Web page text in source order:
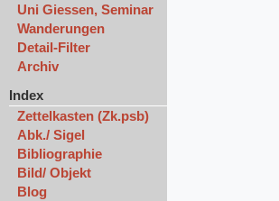
Uni Giessen, Seminar
Wanderungen
Detail-Filter
Archiv
Index
Zettelkasten (Zk.psb)
Abk./ Sigel
Bibliographie
Bild/ Objekt
Blog